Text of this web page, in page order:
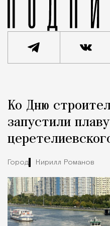
Город
Ко Дню
запустили
Город Кирилл Романов